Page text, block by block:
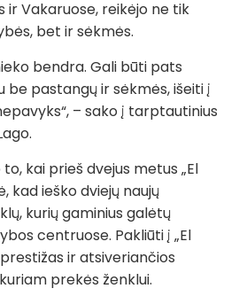
Vakaruose, reikėjo ne tik
bet ir sėkmės.
bendra. Gali būti pats
be pastangų ir sėkmės, išeiti į
– sako į tarptautinius
kai prieš dvejus metus „El
kad ieško dviejų naujų
kurių gaminius galėtų
centruose. Pakliūti į „El
ir atsiveriančios
prekės ženklui.